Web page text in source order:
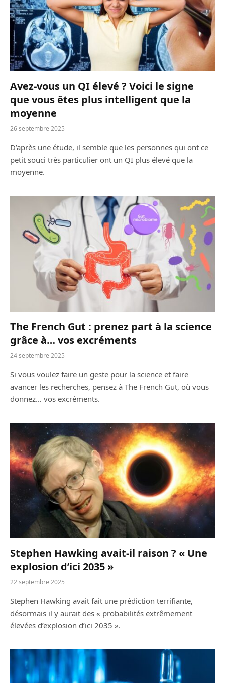
Avez-vous un QI élevé ? Voici le signe
que vous êtes plus intelligent que la
moyenne
26 septembre 2025
D’après une étude, il semble que les personnes qui ont ce
petit souci très particulier ont un QI plus élevé que la
moyenne.
The French Gut : prenez part à la science
grâce à… vos excréments
24 septembre 2025
Si vous voulez faire un geste pour la science et faire
avancer les recherches, pensez à The French Gut, où vous
donnez… vos excréments.
Stephen Hawking avait-il raison ? « Une
explosion d’ici 2035 »
22 septembre 2025
Stephen Hawking avait fait une prédiction terrifiante,
désormais il y aurait des « probabilités extrêmement
élevées d’explosion d’ici 2035 ».